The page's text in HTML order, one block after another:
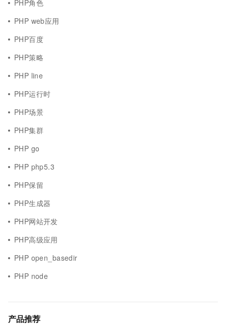
PHP角色
PHP web应用
PHP百度
PHP策略
PHP line
PHP运行时
PHP场景
PHP集群
PHP go
PHP php5.3
PHP保留
PHP生成器
PHP网站开发
PHP高级应用
PHP open_basedir
PHP node
产品推荐